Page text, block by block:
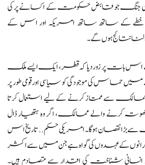
جو قابض حکومت کے اکسانے پر کی
کے ساتھ ساتھ امریکہ اور اس کے
نتائج ہوں گے۔
بات پر زور دیا کہ قطر، ایک ایسے ملک
حماس کی موجودگی کو سیاسی اور قومی طور پر
ممتاز کرنے کے لیے استعمال کرتا
کرنے والے ممالک، اگر وہ ہتھیار ڈال
بڑا نقصان ہوگا۔ امریکی حکم .. تاریخ اس
عہدوں کی گواہ ہے جن میں سے اکثر
شناخت کی اقدار سے متصادم ہیں۔